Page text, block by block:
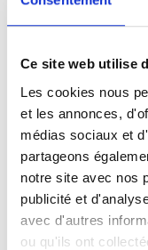
Ce site web utilise
Les cookies nous
et les annonces,
médias sociaux et
partageons
notre site avec nos
publicité et
avec d'autres
ou qu'ils ont
FEAL Portable
telescopic ramp,